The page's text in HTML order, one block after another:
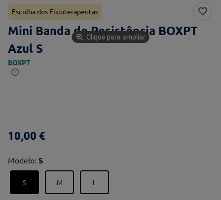
Escolha dos Fisioterapeutas
Mini Banda de Resistência BOXPT
Azul S
BOXPT
Clique para ampliar
10,00 €
Modelo: S
S M L